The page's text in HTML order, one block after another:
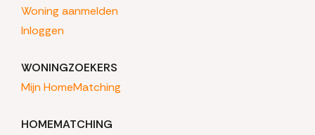
Woning aanmelden
Inloggen
WONINGZOEKERS
Mijn HomeMatching
HOMEMATCHING